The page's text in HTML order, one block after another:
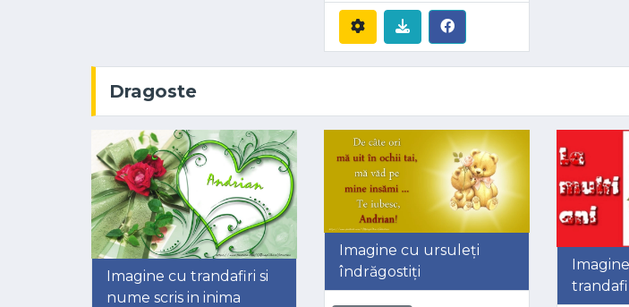
Dragoste
Imagine cu trandafiri si
nume scris in inima
Imagine cu ursuleți
îndrăgostiți